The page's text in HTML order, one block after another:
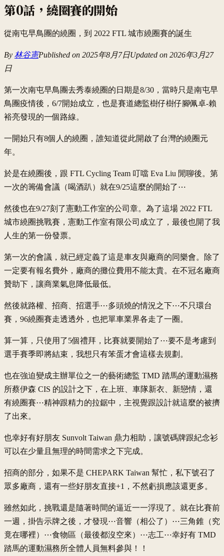
第0話，繞圈賽的開始
從南屯早鳥團的繞圈，到 2022 FTL 城市繞圈賽的誕生
By 林谷憲Published on 2025年8月7日Updated on 2026年3月27
日
第一次南屯早鳥團去秀泰繞圈的日期是8/30，當時只是南屯早
鳥團疫情後，6/7開始成立，也是賽道總監樹仔樹仔腳佩卓-賴
裕亮發現的一個路線。
一開始只有8個人的繞圈，誰知道從此開啟了台灣的繞圈元
年。
於是在繞圈後，跟 FTL Cycling Team 叮噹 Eva Liu 閒聊後。第
一次的籌備會議（喝酒趴）就在9/25這麼的開始了⋯
然後也在9/27刻了憲動工作室的公司章。為了這場 2022 FTL
城市繞圈挑戰賽，憲動工作室有限公司成立了，最後也開了我
人生的第一份發票。
第一次的會議，就已經定義了這是車友與廠商的同樂會。除了
一定要有報名費外，廠商的攤位費用不能太貴。在不冠名廠商
贊助下，讓商業氣息降低最低。
然後就路權、招商、招選手⋯多頭燒的情況之下⋯不只環台
賽，96繞圈賽走透透外，也把單車業界各走了一圈。
算一算，只使用了5個禮拜，比賽就要開始了⋯要不是考慮到
選手賽季即將結束，我想只有笨蛋才會這樣去規劃。
也在強迫變成主辦單位之一的藝術總監 TMD 踏馬的運動濕務
所蔡伊森 CIS 的設計之下，在上班、車隊新衣、新戀情，還
有繞圈賽⋯精神跟精力的拉鋸中，主視覺跟設計就這麼的被擠
了出來。
也幸好有好朋友 Sunvolt Taiwan 鼎力相助，讓號碼牌跟紀念衫
可以在少量且無理的時間需求之下完成。
招商的部分，如果不是 CHEPARK Taiwan 幫忙，私下號召了
眾多廠商，還有一些好朋友直接+1，不然虧損應該還更多。
雖然如此，挑戰還是隨著時間的逼近一一浮現了。就在比賽前
一週，掛告示牌之後，才發現⋯音響（相公了）⋯三角錐（究
竟在哪裡）⋯食物區（最後都沒空來）⋯志工⋯幸好有 TMD
踏馬的運動濕務所全體人員無料參與！！